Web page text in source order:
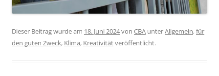
Dieser Beitrag wurde am 18. Juni 2024von CBA unterAllgemein,für
den guten Zweck, Klima, Kreativitätveröffentlicht.